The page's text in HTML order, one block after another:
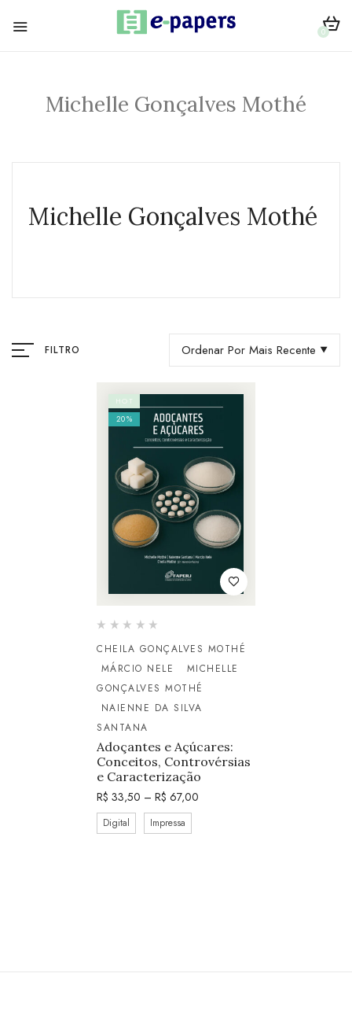
0
Michelle Gonçalves Mothé
Michelle Gonçalves Mothé
FILTRO Ordenar Por Mais Recente
HOT
20%
CHEILA GONÇALVES MOTHÉ
MÁRCIO NELE
MICHELLE
GONÇALVES MOTHÉ
NAIENNE DA SILVA
SANTANA
Adoçantes e Açúcares:
Conceitos, Controvérsias
e Caracterização
R$ 33,50 – R$ 67,00
Digital Impressa